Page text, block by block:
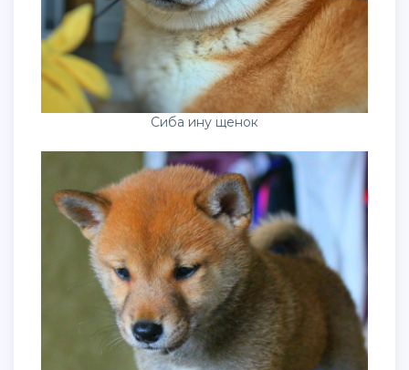
Сиба ину щенок